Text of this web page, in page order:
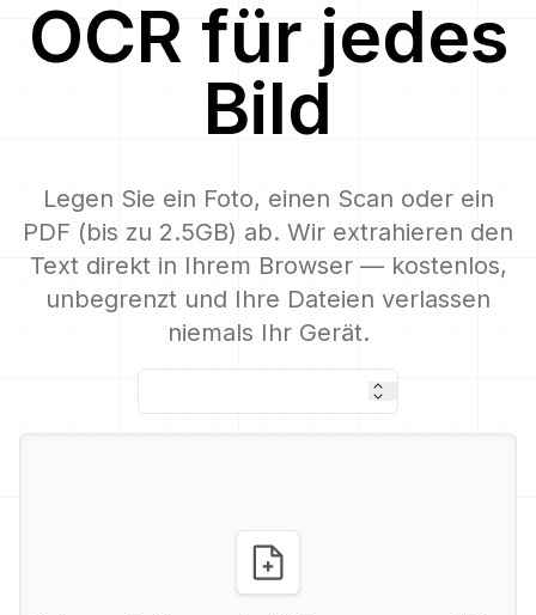
OCR für jedes
Bild
Legen Sie ein Foto, einen Scan oder ein
PDF (bis zu 2.5GB) ab. Wir extrahieren den
Text direkt in Ihrem Browser — kostenlos,
unbegrenzt und Ihre Dateien verlassen
niemals Ihr Gerät.